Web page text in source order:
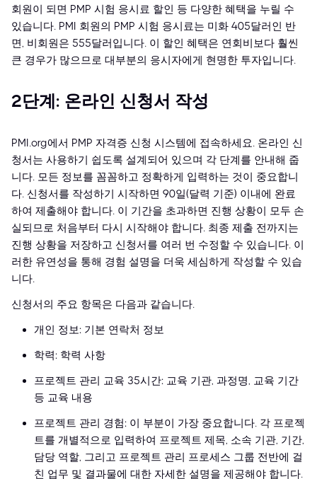
회원이 되면 PMP 시험 응시료 할인 등 다양한 혜택을 누릴 수
있습니다. PMI 회원의 PMP 시험 응시료는 미화 405달러인 반
면, 비회원은 555달러입니다. 이 할인 혜택은 연회비보다 훨씬
큰 경우가 많으므로 대부분의 응시자에게 현명한 투자입니다.
2단계: 온라인 신청서 작성
PMI.org에서 PMP 자격증 신청 시스템에 접속하세요. 온라인 신
청서는 사용하기 쉽도록 설계되어 있으며 각 단계를 안내해 줍
니다. 모든 정보를 꼼꼼하고 정확하게 입력하는 것이 중요합니
다. 신청서를 작성하기 시작하면 90일(달력 기준) 이내에 완료
하여 제출해야 합니다. 이 기간을 초과하면 진행 상황이 모두 손
실되므로 처음부터 다시 시작해야 합니다. 최종 제출 전까지는
진행 상황을 저장하고 신청서를 여러 번 수정할 수 있습니다. 이
러한 유연성을 통해 경험 설명을 더욱 세심하게 작성할 수 있습
니다.
신청서의 주요 항목은 다음과 같습니다.
개인 정보: 기본 연락처 정보
학력: 학력 사항
프로젝트 관리 교육 35시간: 교육 기관, 과정명, 교육 기간
등 교육 내용
프로젝트 관리 경험: 이 부분이 가장 중요합니다. 각 프로젝
트를 개별적으로 입력하여 프로젝트 제목, 소속 기관, 기간,
담당 역할, 그리고 프로젝트 관리 프로세스 그룹 전반에 걸
친 업무 및 결과물에 대한 자세한 설명을 제공해야 합니다.